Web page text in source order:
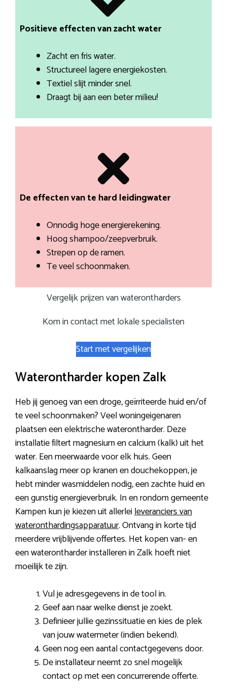
Positieve effecten van zacht water
Zacht en fris water.
Structureel lagere energiekosten.
Textiel slijt minder snel.
Draagt bij aan een beter milieu!
De effecten van te hard leidingwater
Onnodig hoge energierekening.
Hoog shampoo/zeepverbruik.
Strepen op de ramen.
Te veel schoonmaken.
Vergelijk prijzen van waterontharders
Kom in contact met lokale specialisten
Start met vergelijken
Waterontharder kopen Zalk
Heb jij genoeg van een droge, geïrriteerde huid en/of
te veel schoonmaken? Veel woningeigenaren
plaatsen een elektrische waterontharder. Deze
installatie filtert magnesium en calcium (kalk) uit het
water. Een meerwaarde voor elk huis. Geen
kalkaanslag meer op kranen en douchekoppen, je
hebt minder wasmiddelen nodig, een zachte huid en
een gunstig energieverbruik. In en rondom gemeente
Kampen kun je kiezen uit allerleileveranciers van
wateronthardingsapparatuur. Ontvang in korte tijd
meerdere vrijblijvende offertes. Het kopen van- en
een waterontharder installeren in Zalk hoeft niet
moeilijk te zijn.
Vul je adresgegevens in de tool in.
Geef aan naar welke dienst je zoekt.
Definieer jullie gezinssituatie en kies de plek
van jouw watermeter (indien bekend).
Geen nog een aantal contactgegevens door.
De installateur neemt zo snel mogelijk
contact op met een concurrerende offerte.